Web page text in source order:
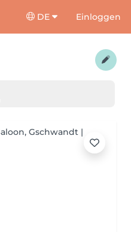
DE Einloggen